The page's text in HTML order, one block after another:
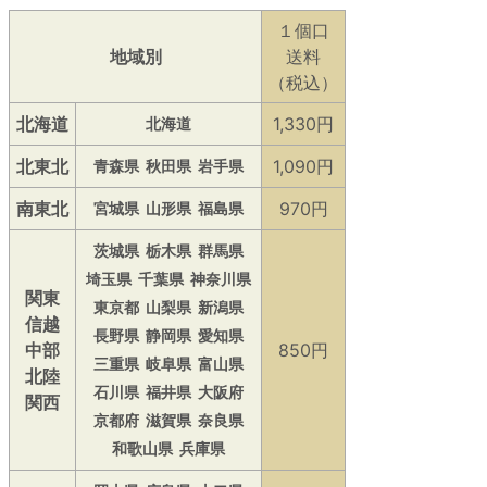
地域別
１個口
送料
（税込）
北海道
北海道
1,330円
北東北
青森県 秋田県 岩手県
1,090円
南東北
宮城県 山形県 福島県 970円
関東
信越
中部
北陸
関西
茨城県 栃木県 群馬県
埼玉県 千葉県 神奈川県
東京都 山梨県 新潟県
長野県 静岡県 愛知県
三重県 岐阜県 富山県
石川県 福井県 大阪府
京都府 滋賀県 奈良県
和歌山県 兵庫県
850円